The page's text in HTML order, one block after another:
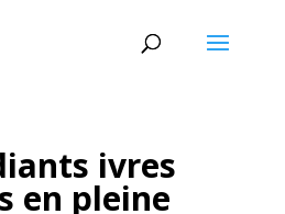
ivres
en pleine